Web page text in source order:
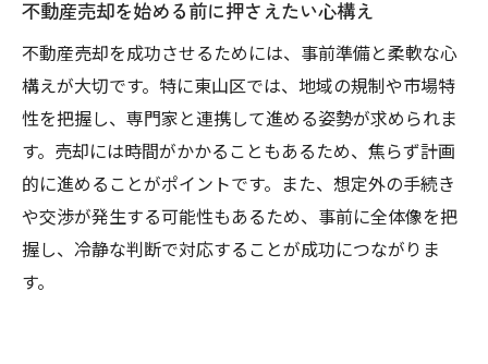
不動産売却を始める前に押さえたい心構え
不動産売却を成功させるためには、事前準備と柔軟な心
構えが大切です。特に東山区では、地域の規制や市場特
性を把握し、専門家と連携して進める姿勢が求められま
す。売却には時間がかかることもあるため、焦らず計画
的に進めることがポイントです。また、想定外の手続き
や交渉が発生する可能性もあるため、事前に全体像を把
握し、冷静な判断で対応することが成功につながりま
す。